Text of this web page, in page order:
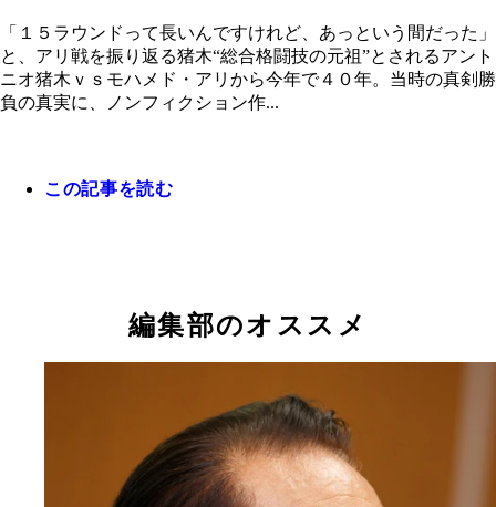
「１５ラウンドって長いんですけれど、あっという間だった」
と、アリ戦を振り返る猪木“総合格闘技の元祖”とされるアント
ニオ猪木ｖｓモハメド・アリから今年で４０年。当時の真剣勝
負の真実に、ノンフィクション作...
この記事を読む
編集部のオススメ